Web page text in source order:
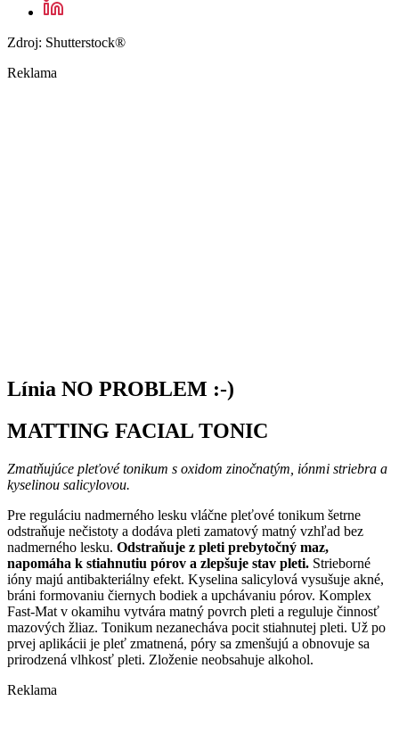
Zdroj: Shutterstock®
Reklama
Línia NO PROBLEM :-)
MATTING FACIAL TONIC
Zmatňujúce pleťové tonikum s oxidom zinočnatým, iónmi striebra a
kyselinou salicylovou.
Pre reguláciu nadmerného lesku vláčne pleťové tonikum šetrne
odstraňuje nečistoty a dodáva pleti zamatový matný vzhľad bez
nadmerného lesku. Odstraňuje z pleti prebytočný maz,
napomáha k stiahnutiu pórov a zlepšuje stav pleti. Strieborné
ióny majú antibakteriálny efekt. Kyselina salicylová vysušuje akné,
bráni formovaniu čiernych bodiek a upchávaniu pórov. Komplex
Fast-Mat v okamihu vytvára matný povrch pleti a reguluje činnosť
mazových žliaz. Tonikum nezanecháva pocit stiahnutej pleti. Už po
prvej aplikácii je pleť zmatnená, póry sa zmenšujú a obnovuje sa
prirodzená vlhkosť pleti. Zloženie neobsahuje alkohol.
Reklama